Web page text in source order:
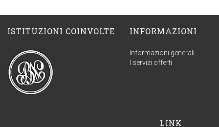
ISTITUZIONI COINVOLTE INFORMAZIONI
Informazioni generali
I servizi offerti
LINK